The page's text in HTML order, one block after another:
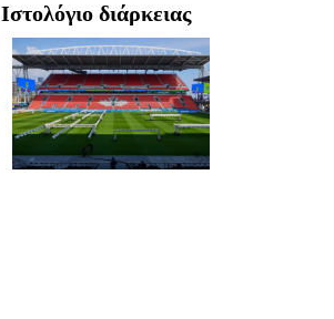
Ιστολόγιο διάρκειας